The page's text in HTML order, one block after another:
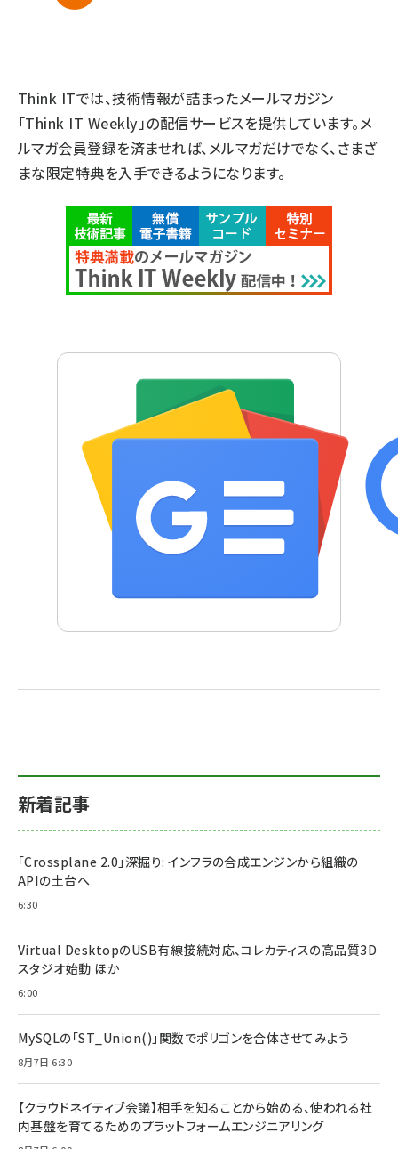
Think ITでは、技術情報が詰まったメールマガジン
「Think IT Weekly」の配信サービスを提供しています。メ
ルマガ会員登録を済ませれば、メルマガだけでなく、さまざ
まな限定特典を入手できるようになります。
新着記事
「Crossplane 2.0」深掘り: インフラの合成エンジンから組織の
APIの土台へ
6:30
Virtual DesktopのUSB有線接続対応、コレカティスの高品質3D
スタジオ始動 ほか
6:00
MySQLの「ST_Union()」関数でポリゴンを合体させてみよう
8月7日 6:30
【クラウドネイティブ会議】相手を知ることから始める、使われる社
内基盤を育てるためのプラットフォームエンジニアリング